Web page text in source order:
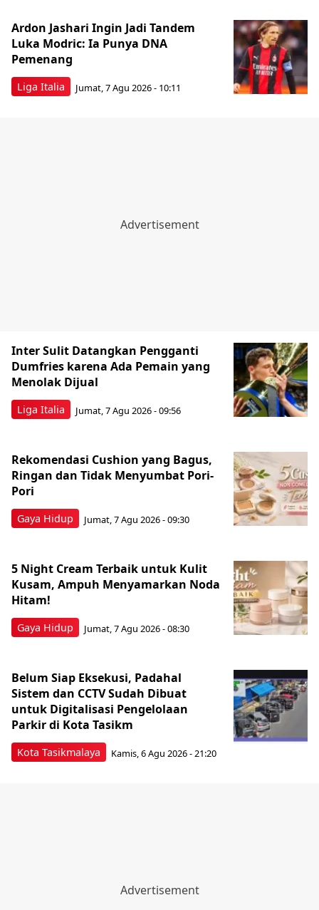
Liga Italia
Ardon Jashari Ingin Jadi Tandem
Luka Modric: Ia Punya DNA
Pemenang
Jumat, 7 Agu 2026 - 10:11
Liga Italia
Inter Sulit Datangkan Pengganti
Dumfries karena Ada Pemain yang
Menolak Dijual
Jumat, 7 Agu 2026 - 09:56
Gaya Hidup
Rekomendasi Cushion yang Bagus,
Ringan dan Tidak Menyumbat Pori-
Pori
Jumat, 7 Agu 2026 - 09:30
Gaya Hidup
5 Night Cream Terbaik untuk Kulit
Kusam, Ampuh Menyamarkan Noda
Hitam!
Jumat, 7 Agu 2026 - 08:30
Kota Tasikmalaya
Belum Siap Eksekusi, Padahal
Sistem dan CCTV Sudah Dibuat
untuk Digitalisasi Pengelolaan
Parkir di Kota Tasikm
Kamis, 6 Agu 2026 - 21:20